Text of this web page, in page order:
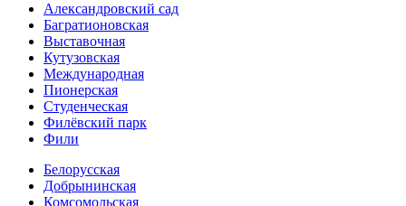
Александ­ровский сад
Багратионовская
Выставочная
Кутузовская
Международная
Пионерская
Студенческая
Филёвский парк
Фили
Белорусская
Добрынинская
Комсо­мольская